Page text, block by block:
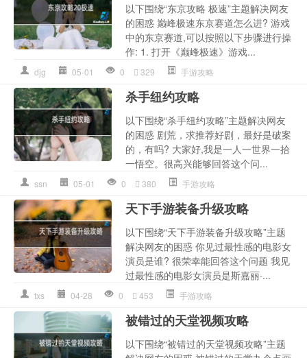
以下围绕“东京攻略 极速”主题解决网友
的困惑 巅峰极速东京赛道怎么进? 游戏
中的东京赛道,可以按照以下步骤进行操
作: 1. 打开《巅峰极速》游戏...
djg 05-01 0 329 手游攻略
杀手纽约攻略
以下围绕“杀手纽约攻略”主题解决网友
的困惑 剧荒，求推荐好剧，最好是破案
的，有吗? 大家好,我是一人一世界一拾
一悟空。很高兴能够回答这个问...
ssn 05-01 0 380 手游攻略
天下手游装备升级攻略
以下围绕“天下手游装备升级攻略”主题
解决网友的困惑 你见过最性感的电影女
演员是谁? 很荣幸能回答这个问题 我见
过最性感的电影女演员是斯嘉丽·...
txs 04-28 0 453 手游攻略
被错过的天堂视频攻略
以下围绕“被错过的天堂视频攻略”主题